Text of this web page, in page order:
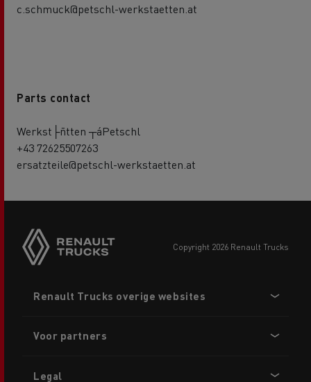
c.schmuck@petschl-werkstaetten.at
Parts contact
Werkst├ñtten ┬áPetschl
+43 72625507263
ersatzteile@petschl-werkstaetten.at
copyright 2026 Renault Trucks
menu
Renault Trucks overige websites
Voor partners
Legal